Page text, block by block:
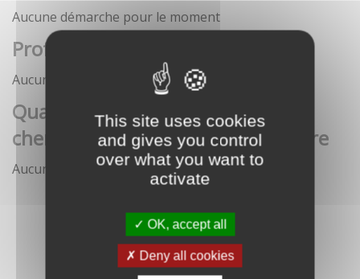
This site uses cookies
and gives you control
over what you want to
activate
OK, accept all
Deny all cookies
Aucune démarche pour le moment
Profession architecte
Aucune démarche pour le moment
Qualification des enseignants-
chercheurs en écoles d'architecture
Aucune démarche pour le moment